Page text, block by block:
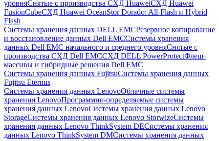
уровняСнятые с производства СХД HuaweiСХД Huawei
FusionCubeСХД Huawei OceanStor Dorado: All-Flash и Hybrid
Flash
Системы хранения данных DELL EMCРезервное копирование
и восстановление данных Dell EMCСистемы хранения
данных Dell EMC начального и среднего уровняСнятые с
производства СХД Dell EMCСХД DELL PowerProtectФлеш-
массивы и гибридные решения Dell EMC
Системы хранения данных FujitsuСистемы хранения данных
Fujitsu Eternus
Системы хранения данных LenovoОблачные системы
хранения LenovoПрограммно-определяемые системы
хранения данных LenovoСистемы хранения данных Lenovo
StorageСистемы хранения данных Lenovo StorwizeСистемы
хранения данных Lenovo ThinkSystem DEСистемы хранения
данных Lenovo ThinkSystem DMСистемы хранения данных